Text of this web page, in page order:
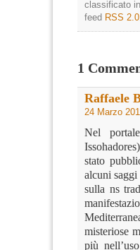
classificato in
feed RSS 2.0
1
Raffaele
24 Marzo
Nel
stato
alcuni
sulla ns
misteriose
più